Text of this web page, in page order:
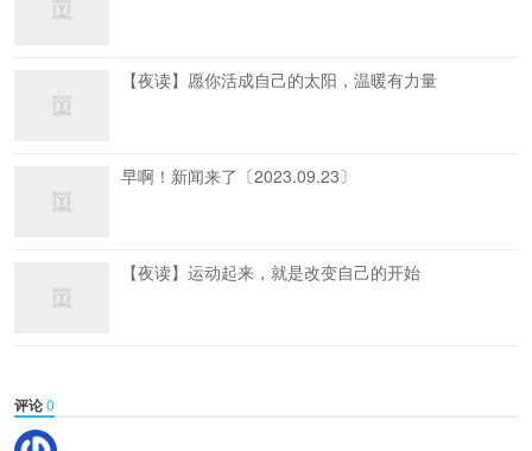
【夜读】愿你活成自己的太阳，温暖有力量
早啊！新闻来了〔2023.09.23〕
【夜读】运动起来，就是改变自己的开始
评论0